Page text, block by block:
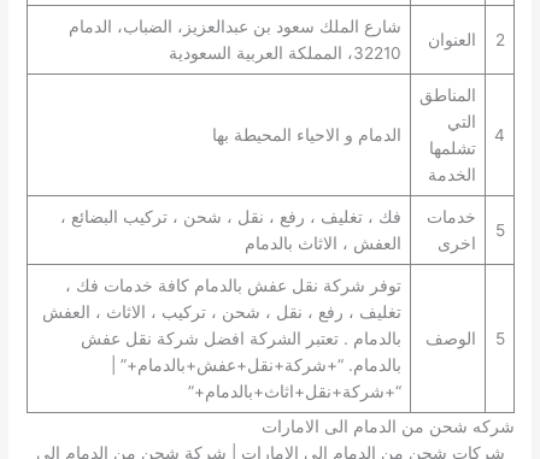
2 العنوان
شارع الملك سعود بن عبدالعزيز، الضباب، الدمام
32210، المملكة العربية السعودية
4
المناطق
التي
تشلمها
الخدمة
الدمام و الاحياء المحيطة بها
5
خدمات
اخرى
فك ، تغليف ، رفع ، نقل ، شحن ، تركيب البضائع ،
العفش ، الاثاث بالدمام
5 الوصف
توفر شركة نقل عفش بالدمام كافة خدمات فك ،
تغليف ، رفع ، نقل ، شحن ، تركيب ، الاثاث ، العفش
بالدمام . تعتبر الشركة افضل شركة نقل عفش
بالدمام. “+شركة+نقل+عفش+بالدمام+” |
“+شركة+نقل+اثاث+بالدمام+”
شركه شحن من الدمام الى الامارات
شركات شحن من الدمام الى الامارات | شركة شحن من الدمام الى